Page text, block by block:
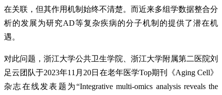
在关联，但其作用机制始终不清楚。而近来多组学数据整合分
析的发展为研究AD等复杂疾病的分子机制的提供了潜在机
遇。
对此问题，浙江大学公共卫生学院、浙江大学附属第二医院刘
足云团队于2023年11月20日在老年医学Top期刊《Aging Cell》
杂志在线发表题为“Integrative multi-omics analysis reveals the